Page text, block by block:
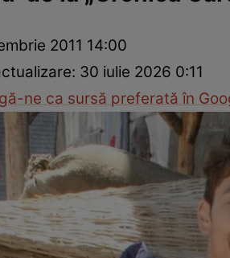
Interviurile Click!
2011 14:00
30 iulie 2026 0:11
ne ca sursă preferată în